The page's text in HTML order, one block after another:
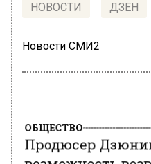
НОВОСТИ ДЗЕН
Новости СМИ2
Продюсер
возможность